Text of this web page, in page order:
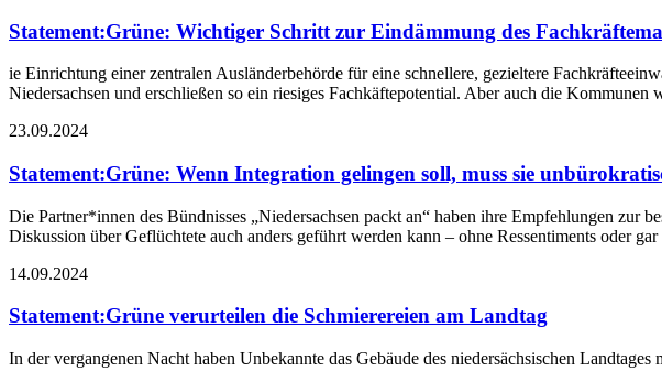
Statement:Grüne: Wichtiger Schritt zur Eindämmung des
ie Einrichtung einer zentralen Ausländerbehörde für eine schnellere, gezieltere
Niedersachsen und erschließen so ein riesiges Fachkäftepotential. Aber auch die
23.09.2024
Statement:Grüne: Wenn Integration gelingen soll, muss sie
Die Partner*innen des Bündnisses „Niedersachsen packt an“ haben ihre Empfehlungen zur
Diskussion über Geflüchtete auch anders geführt werden kann – ohne Ressentiments oder
14.09.2024
Statement:Grüne verurteilen die Schmierereien am Landtag
In der vergangenen Nacht haben Unbekannte das Gebäude des niedersächsischen